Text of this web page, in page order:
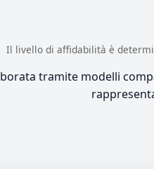
Il livello di affidabilità è
tramite modelli